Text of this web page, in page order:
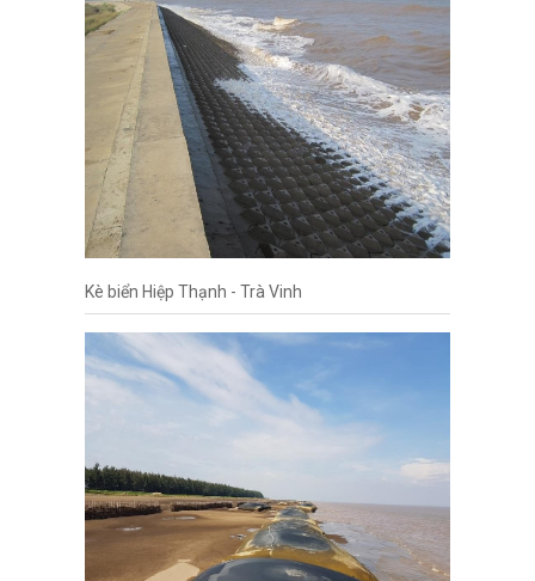
Kè biển Hiệp Thạnh - Trà Vinh